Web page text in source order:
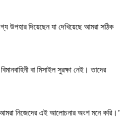
উপহার দিয়েছেন যা দেখিয়েছে আমরা সঠিক
বা মিসাইল সুরক্ষা নেই। তাদের
নিজেদের এই আলোচনার অংশ মনে করি।’